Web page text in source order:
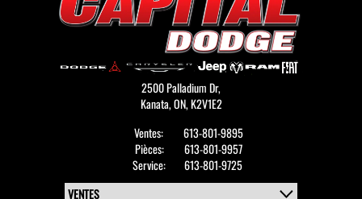
2500 Palladium Dr,
Kanata,ON, K2V1E2
Ventes:
613-801-9895
Pièces:
613-801-9957
Service:
613-801-9725